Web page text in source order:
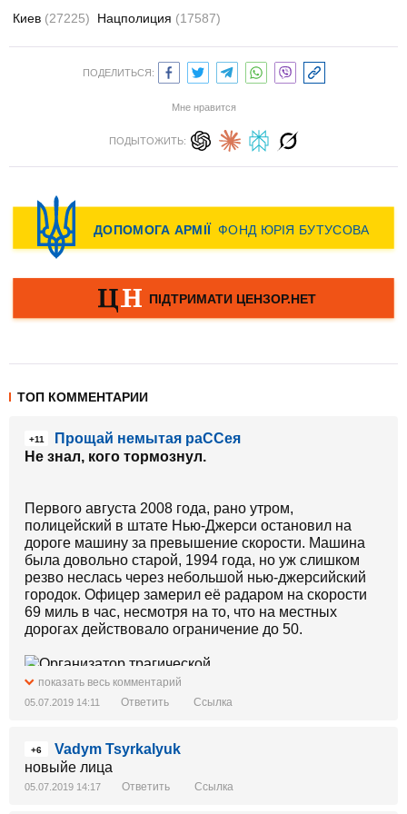
Киев (27225) Нацполиция (17587)
ПОДЕЛИТЬСЯ:
Мне нравится
ПОДЫТОЖИТЬ:
ТОП КОММЕНТАРИИ
+11
Прощай немытая раССея
Не знал, кого тормознул.
Первого августа 2008 года, рано утром,
полицейский в штате Нью-Джерси остановил на
дороге машину за превышение скорости. Машина
была довольно старой, 1994 года, но уж слишком
резво неслась через небольшой нью-джерсийский
городок. Офицер замерил её радаром на скорости
69 миль в час, несмотря на то, что на местных
дорогах действовало ограничение до 50.
показать весь комментарий
05.07.2019 14:11 Ответить Ссылка
+6
Vadym Tsyrkalyuk
новыйе лица
05.07.2019 14:17 Ответить Ссылка